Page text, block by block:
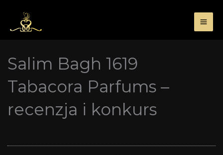
treści
Salim Bagh 1619
Tabacora Parfums –
recenzja i konkurs